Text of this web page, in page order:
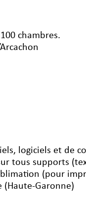
chambres.
logiciels et de
tous supports
(pour
(Haute-Garonne)